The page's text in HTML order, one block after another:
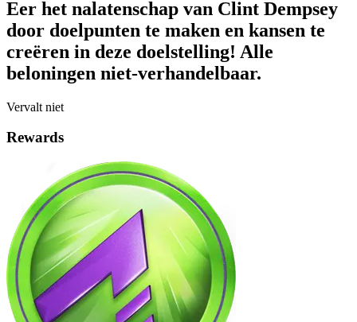
Eer het nalatenschap van Clint Dempsey
door doelpunten te maken en kansen te
creëren in deze doelstelling! Alle
beloningen niet-verhandelbaar.
Vervalt niet
Rewards